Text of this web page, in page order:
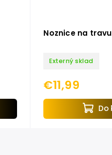
Noznice na
Externý sklad
€11,99
Do